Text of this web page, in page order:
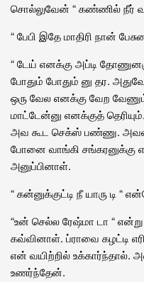
சொல்லுவேன் “ கண்ணில் நீர்
“ பேபி இதே மாதிரி நான்
“ டேய் எனக்கு அப்டி
போதும் போதும் னு தர.
ஒரு வேல எனக்கு வேற
மாட்டேன்னு எனக்குத்
அவ கூட செக்ஸ் பண்ணு. அவள
போனை வாங்கி சங்கரனுக்கு
அனுப்பினாள்.
“ கன்னுக்குட்டி நீ யாரு டி “
“உன் செல்ல ரேஷ்மா டா “
கவ்வினாள். ப்ராவை கழட்டி
என் வயிற்றில் உக்கார்ந்தால்.
உணர்ந்தேன்.